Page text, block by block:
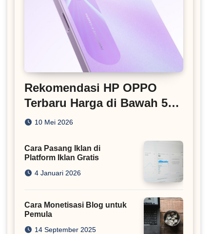
Rekomendasi HP OPPO
Terbaru Harga di Bawah 5
Juta
10 Mei 2026
Cara Pasang Iklan di
Platform Iklan Gratis
4 Januari 2026
Cara Monetisasi Blog untuk
Pemula
14 September 2025